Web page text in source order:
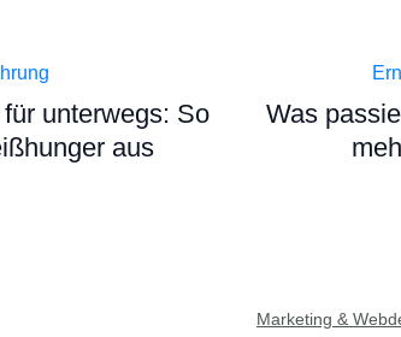
unterwegs: So
aus
Was
Marketing &